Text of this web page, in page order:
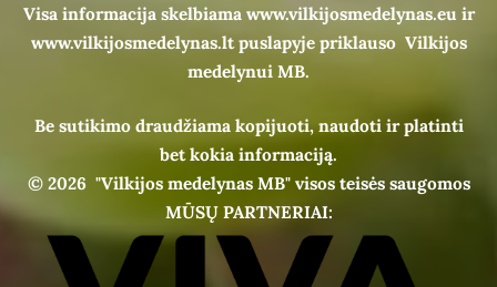
Visa informacija skelbiama www.vilkijosmedelynas.eu ir
www.vilkijosmedelynas.lt puslapyje priklauso Vilkijos
medelynui MB.
Be sutikimo draudžiama kopijuoti, naudoti ir platinti
bet kokia informaciją.
© 2026 "Vilkijos medelynas MB" visos teisės saugomos
MŪSŲ PARTNERIAI: